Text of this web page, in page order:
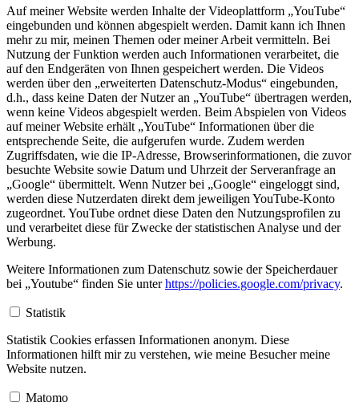
Auf meiner Website werden Inhalte der Videoplattform „YouTube“
eingebunden und können abgespielt werden. Damit kann ich Ihnen
mehr zu mir, meinen Themen oder meiner Arbeit vermitteln. Bei
Nutzung der Funktion werden auch Informationen verarbeitet, die
auf den Endgeräten von Ihnen gespeichert werden. Die Videos
werden über den „erweiterten Datenschutz-Modus“ eingebunden,
d.h., dass keine Daten der Nutzer an „YouTube“ übertragen werden,
wenn keine Videos abgespielt werden. Beim Abspielen von Videos
auf meiner Website erhält „YouTube“ Informationen über die
entsprechende Seite, die aufgerufen wurde. Zudem werden
Zugriffsdaten, wie die IP-Adresse, Browserinformationen, die zuvor
besuchte Website sowie Datum und Uhrzeit der Serveranfrage an
„Google“ übermittelt. Wenn Nutzer bei „Google“ eingeloggt sind,
werden diese Nutzerdaten direkt dem jeweiligen YouTube-Konto
zugeordnet. YouTube ordnet diese Daten den Nutzungsprofilen zu
und verarbeitet diese für Zwecke der statistischen Analyse und der
Werbung.
Weitere Informationen zum Datenschutz sowie der Speicherdauer
bei „Youtube“ finden Sie unterhttps://policies.google.com/privacy.
Statistik
Statistik Cookies erfassen Informationen anonym. Diese
Informationen hilft mir zu verstehen, wie meine Besucher meine
Website nutzen.
Matomo